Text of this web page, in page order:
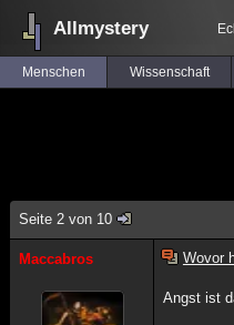
Allmystery
Menschen Wissenschaft
Seite 2 von 10
Maccabros Wovor
Angst ist